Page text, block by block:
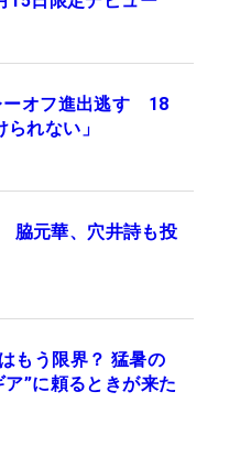
ーオフ進出逃す 18
れない」
脇元華、穴井詩も投
もう限界？ 猛暑の
”に頼るときが来た